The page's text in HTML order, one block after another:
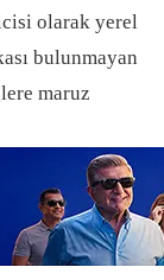
olarak yerel
bulunmayan
maruz